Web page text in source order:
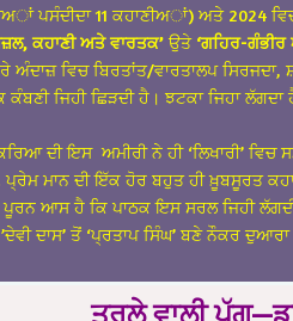
ਪਸੰਦੀਦਾ 11 ਕਹਾਣੀਅਾਂ) ਅਤੇ 2024
ਕਹਾਣੀ ਅਤੇ ਵਾਰਤਕ’ ਉਤੇ ‘ਗਹਿਰ-ਗੰਭੀਰ
ਵਿਚ ਬਿਰਤਾਂਤ/ਵਾਰਤਾਲਪ ਸਿਰਜਦਾ,
ਕੰਬਣੀ ਜਿਹੀ ਛਿੜਦੀ ਹੈ। ਝਟਕਾ ਜਿਹਾ
ਦੀ ਇਸ ਅਮੀਰੀ ਨੇ ਹੀ ‘ਲਿਖਾਰੀ’
ਮਾਨ ਦੀ ਇੱਕ ਹੋਰ ਬਹੁਤ ਹੀ ਖ਼ੂਬਸੂਰਤ
ਆਸ ਹੈ ਕਿ ਪਾਠਕ ਇਸ ਸਰਲ ਜਿਹੀ
ਦਾਸ’ ਤੋਂ ‘ਪ੍ਰਤਾਪ ਸਿੰਘ’ ਬਣੇ ਨੌਕਰ
ਤੁਰੵਲੇ ਵਾਲੀ